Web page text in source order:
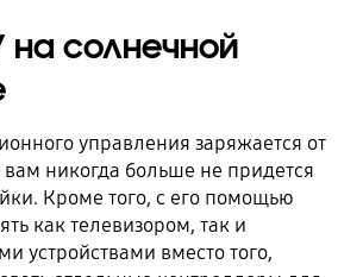
на солнечной
управления заряжается от
вам никогда больше не придется
Кроме того, с его помощью
как телевизором, так и
устройствами вместо того,